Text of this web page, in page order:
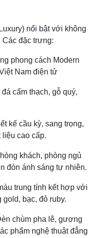
nổi bật với không
Các đặc trưng:
cẩm thạch, gỗ quý,
kế cầu kỳ, sang trọng,
liệu cao cấp.
khách, phòng ngủ
đón ánh sáng tự nhiên.
trung tính kết hợp với
bạc, đỏ ruby.
chùm pha lê, gương
phẩm nghệ thuật đẳng